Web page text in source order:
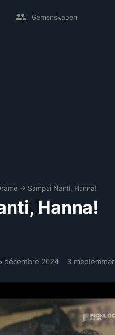
Gemenskapen
→ Sampai Nanti, Hanna!
Hanna!
décembre 2024 3 medlemmar